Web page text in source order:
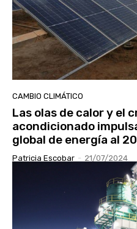
CAMBIO CLIMÁTICO
Las olas de calor y el
acondicionado
global de energía al
Patricia Escobar - 21/07/2024